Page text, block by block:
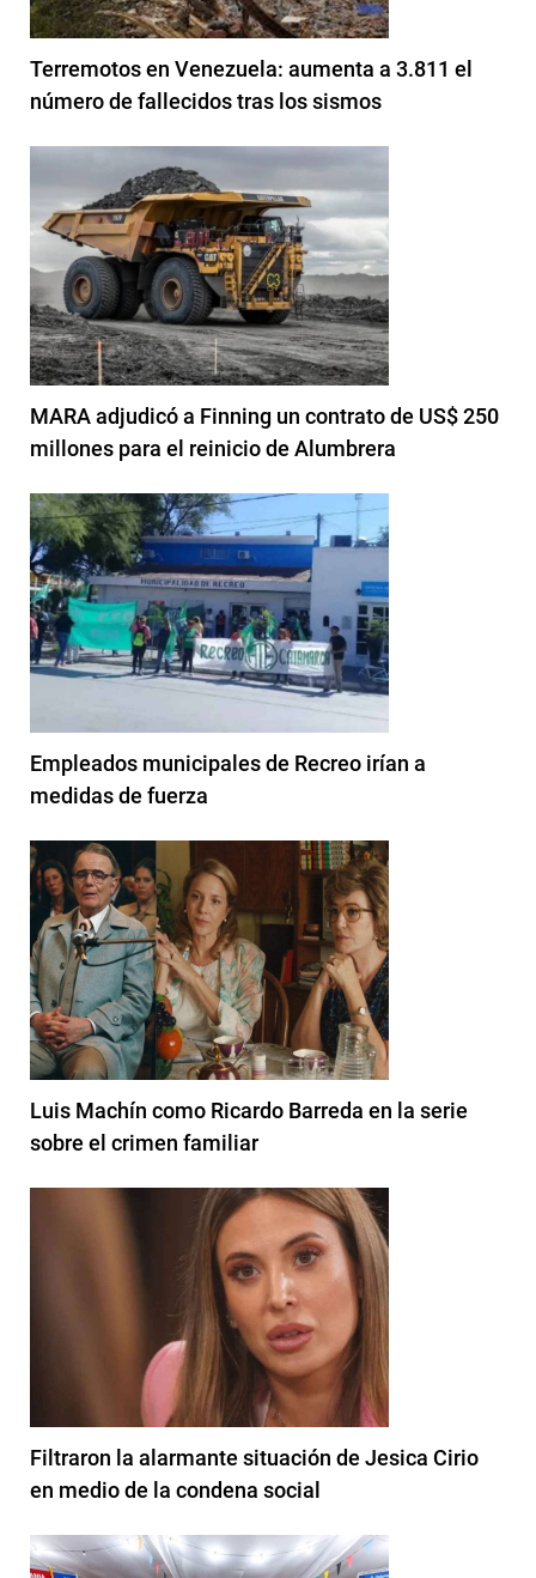
Terremotos en Venezuela: aumenta a 3.811 el
número de fallecidos tras los sismos
MARA adjudicó a Finning un contrato de US$ 250
millones para el reinicio de Alumbrera
Empleados municipales de Recreo irían a
medidas de fuerza
Luis Machín como Ricardo Barreda en la serie
sobre el crimen familiar
Filtraron la alarmante situación de Jesica Cirio
en medio de la condena social